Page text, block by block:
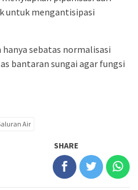
untuk mengantisipasi
hanya sebatas normalisasi
bantaran sungai agar fungsi
Air
SHARE